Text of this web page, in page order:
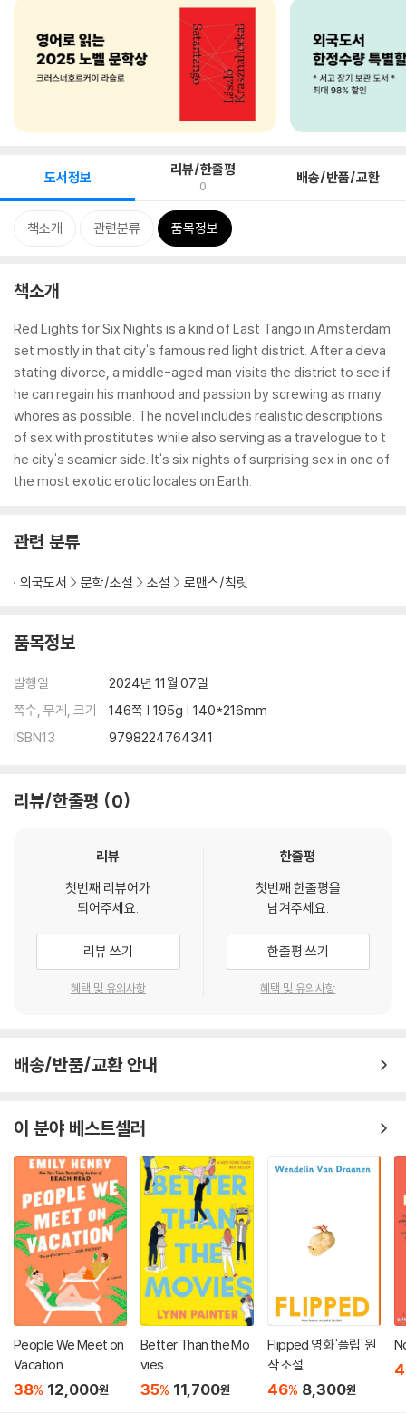
도서정보 리뷰/한줄평
0 배송/반품/교환
책소개 관련분류 품목정보
책소개
Red Lights for Six Nights is a kind of Last Tango in Amsterdam
set mostly in that city's famous red light district. After a deva
stating divorce, a middle-aged man visits the district to see if
he can regain his manhood and passion by screwing as many
whores as possible. The novel includes realistic descriptions
of sex with prostitutes while also serving as a travelogue to t
he city's seamier side. It's six nights of surprising sex in one of
the most exotic erotic locales on Earth.
관련 분류
외국도서 문학/소설 소설 로맨스/칙릿
품목정보
발행일
2024년 11월 07일
쪽수, 무게, 크기
146쪽 | 195g | 140*216mm
ISBN13
9798224764341
리뷰/한줄평 0
리뷰
첫번째 리뷰어가
되어주세요.
리뷰 쓰기
혜택 및 유의사항
한줄평
첫번째 한줄평을
남겨주세요.
한줄평 쓰기
혜택 및 유의사항
배송/반품/교환 안내
이 분야 베스트셀러
People We Meet on
Vacation
38% 12,000원
Better Than the Mo
vies
35% 11,700원
Flipped 영화 '플립' 원
작 소설
46% 8,300원